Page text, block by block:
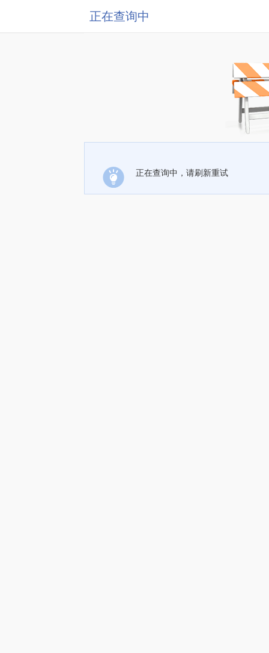
正在查询中
正在查询中，请刷新重试